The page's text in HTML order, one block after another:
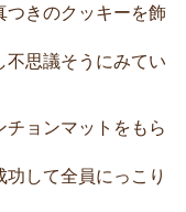
つきのクッキーを飾
不思議そうにみてい
ョンマットをもら
して全員にっこり